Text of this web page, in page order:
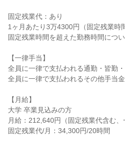
固定残業代：あり
1ヶ月あたり3万4300円（固定残業時
固定残業時間を超えた勤務時間につ
【一律手当】
全員に一律で支払われる通勤・皆勤
全員に一律で支払われるその他手当
【月給】
大学 卒業見込みの方
月給：212,640円（固定残業代含む、
固定残業代/月：34,300円/20時間